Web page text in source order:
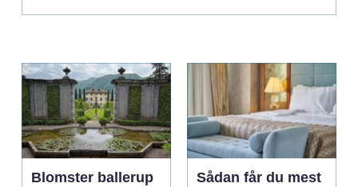
Blomster ballerup
Sådan får du mest